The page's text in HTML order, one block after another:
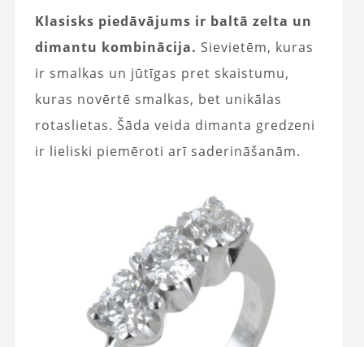
Klasisks piedāvājums ir baltā zelta un
dimantu kombinācija. Sievietēm, kuras
ir smalkas un jūtīgas pret skaistumu,
kuras novērtē smalkas, bet unikālas
rotaslietas. Šāda veida dimanta gredzeni
ir lieliski piemēroti arī saderināšanām.